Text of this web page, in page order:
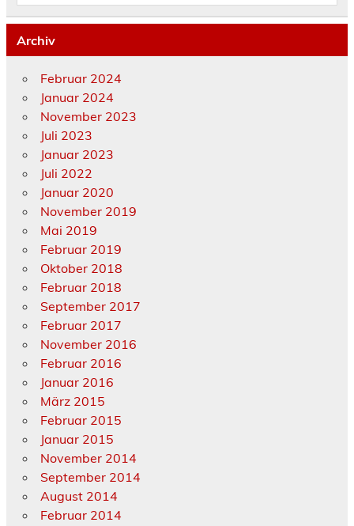
Archiv
Februar 2024
Januar 2024
November 2023
Juli 2023
Januar 2023
Juli 2022
Januar 2020
November 2019
Mai 2019
Februar 2019
Oktober 2018
Februar 2018
September 2017
Februar 2017
November 2016
Februar 2016
Januar 2016
März 2015
Februar 2015
Januar 2015
November 2014
September 2014
August 2014
Februar 2014